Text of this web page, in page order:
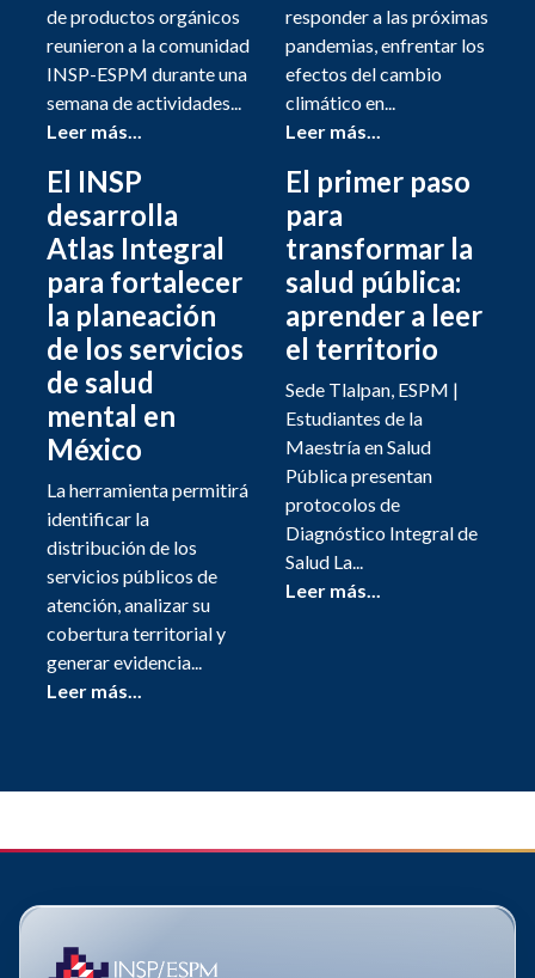
de productos orgánicos
reunieron a la comunidad
INSP-ESPM durante una
semana de actividades...
Leer más...
responder a las próximas
pandemias, enfrentar los
efectos del cambio
climático en...
Leer más...
El INSP
desarrolla
Atlas Integral
para fortalecer
la planeación
de los servicios
de salud
mental en
México
La herramienta permitirá
identificar la
distribución de los
servicios públicos de
atención, analizar su
cobertura territorial y
generar evidencia...
Leer más...
El primer paso
para
transformar la
salud pública:
aprender a leer
el territorio
Sede Tlalpan, ESPM |
Estudiantes de la
Maestría en Salud
Pública presentan
protocolos de
Diagnóstico Integral de
Salud La...
Leer más...